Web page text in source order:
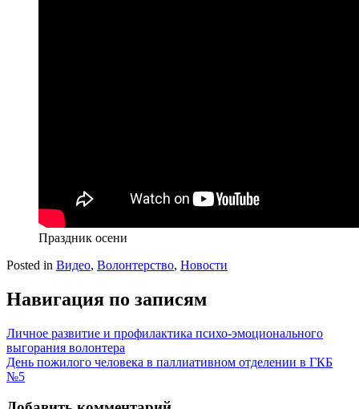
Праздник осени
Posted in Видео, Волонтерство, Новости
Навигация по записям
Личное развитие и профилактика психо-эмоционального
выгорания волонтера
День пожилого человека в паллиативном отделении в ГКБ
№5